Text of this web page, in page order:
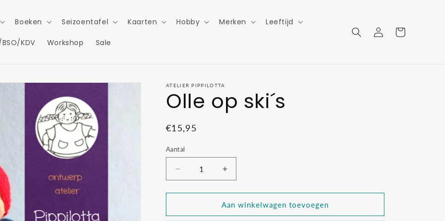
Boeken Seizoentafel Kaarten Hobby Merken Leeftijd
KDV Workshop Sale
Inloggen
Winkelwagen
ATELIER PIPPILOTTA
Olle op ski´s
Normale
€15,95
Aantal
Aantal
verlagen
voor
op
Aantal
verhogen
voor
Olle
op
Aan winkelwagen toevoegen